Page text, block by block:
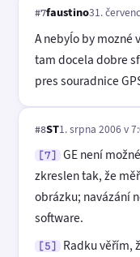
#7faustino31.
A nebyĺo by mozné
tam docela dobre
pres souradnice
#8ST1. srpna 2006 v
[7]
GE není
zkreslen tak, že
obrázku; navázání
software.
[5]
Radku věřím,